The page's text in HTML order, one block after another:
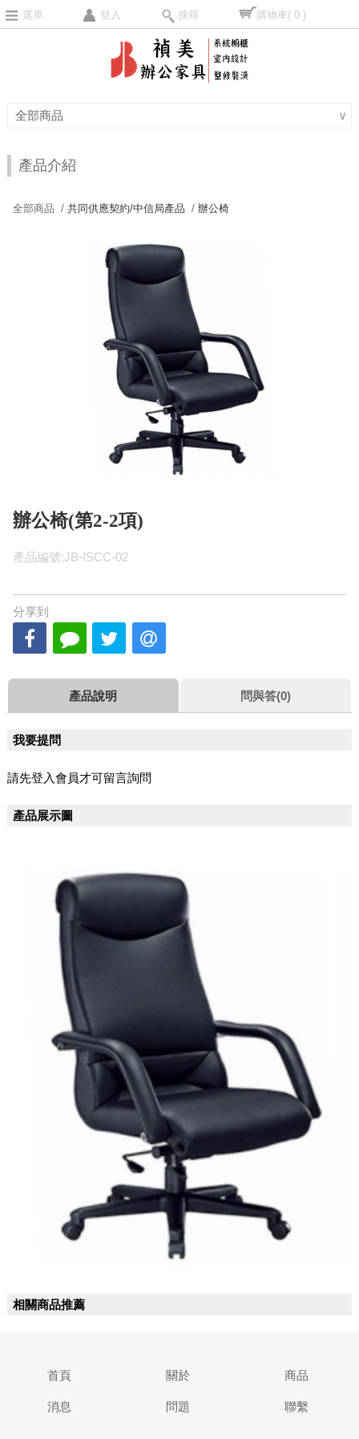
選單 登入 搜尋 購物車( 0 )
全部商品 ∨
產品介紹
全部商品 /共同供應契約/中信局產品 /辦公椅
辦公椅(第2-2項)
產品編號:JB-ISCC-02
分享到
產品說明 問與答(0)
我要提問
請先登入會員才可留言詢問
產品展示圖
相關商品推薦
首頁 關於 商品
消息 問題 聯繫